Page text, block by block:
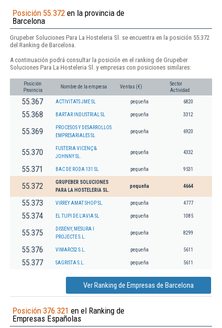
Posición 55.372 en la provincia de
Barcelona
Grupeber Soluciones Para La Hosteleria Sl. se encuentra en la posición 55.372
del Ranking de Barcelona.
A continuación podrá consultar la posición en el ranking de Grupeber
Soluciones Para La Hosteleria Sl. y empresas con posiciones similares:
Posición
Provincia
Nombre de la empresa Ventas (€)
Sector
Actividad
55.367 ACTIVITATS JME SL pequeña 6820
55.368 BARTAR INDUSTRIAL SL pequeña 3312
55.369
PROCESOS Y DESARROLLOS
EMPRESARIALES SL
pequeña 6920
55.370
FUSTERIA VICENÇ &
JOHNNY SL.
pequeña 4332
55.371 BAC DE RODA 131 SL pequeña 9531
55.372
GRUPEBER SOLUCIONES
PARA LA HOSTELERIA SL.
pequeña 4664
55.373 VIRREY AMAT SHOP SL. pequeña 4777
55.374 EL TUPI DE L'AVIA SL pequeña 1085
55.375
DISSENY, MESURA I
PROJECTE S.L.
pequeña 8299
55.376 VIMARCS2 S.L. pequeña 5611
55.377 SAGRISTA S.L. pequeña 5611
Ver Ranking de Empresas de Barcelona
Posición 376.321 en el Ranking de
Empresas Españolas